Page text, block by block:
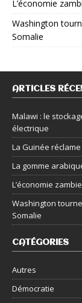
L’économie
Washington
Somalie
ARTICLES
Malawi : le
électrique
La Guinée
La gomme
L’économie
Washington
Somalie
CATÉGORIES
Autres
Démocratie